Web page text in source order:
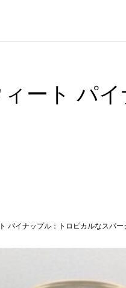
ート パ
パイナップル：トロピカルなスパー